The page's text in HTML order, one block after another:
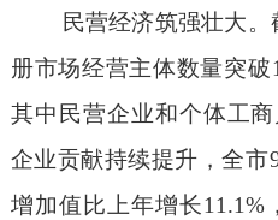
民营经济筑强壮大。
册市场经营主体数量突破
其中民营企业和个体工
企业贡献持续提升，全市
增加值 比上年增长11.1%